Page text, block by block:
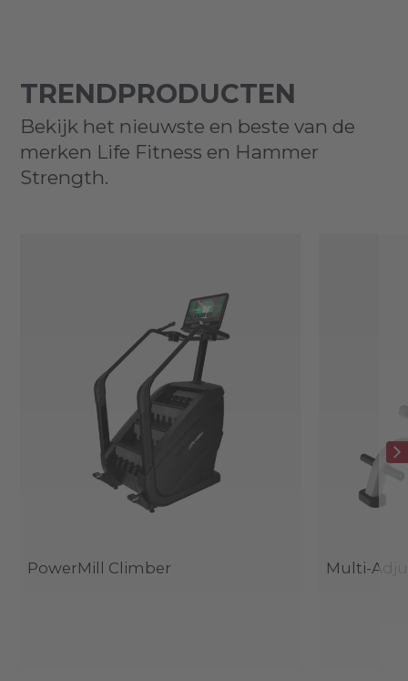
TRENDPRODUCTEN
Bekijk het nieuwste en beste van de
merken Life Fitness en Hammer
Strength.
PowerMill Climber Multi-